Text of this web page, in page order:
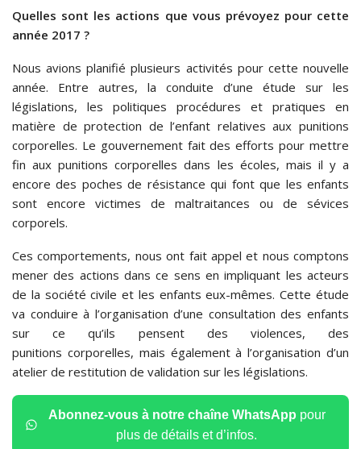
Quelles sont les actions que vous prévoyez pour cette
année 2017 ?
Nous avions planifié plusieurs activités pour cette nouvelle
année. Entre autres, la conduite d’une étude sur les
législations, les politiques procédures et pratiques en
matière de protection de l’enfant relatives aux punitions
corporelles. Le gouvernement fait des efforts pour mettre
fin aux punitions corporelles dans les écoles, mais il y a
encore des poches de résistance qui font que les enfants
sont encore victimes de maltraitances ou de sévices
corporels.
Ces comportements, nous ont fait appel et nous comptons
mener des actions dans ce sens en impliquant les acteurs
de la société civile et les enfants eux-mêmes. Cette étude
va conduire à l’organisation d’une consultation des enfants
sur ce qu’ils pensent des violences, des
punitions corporelles, mais également à l’organisation d’un
atelier de restitution de validation sur les législations.
Abonnez-vous à notre chaîne WhatsApp pour
plus de détails et d’infos.